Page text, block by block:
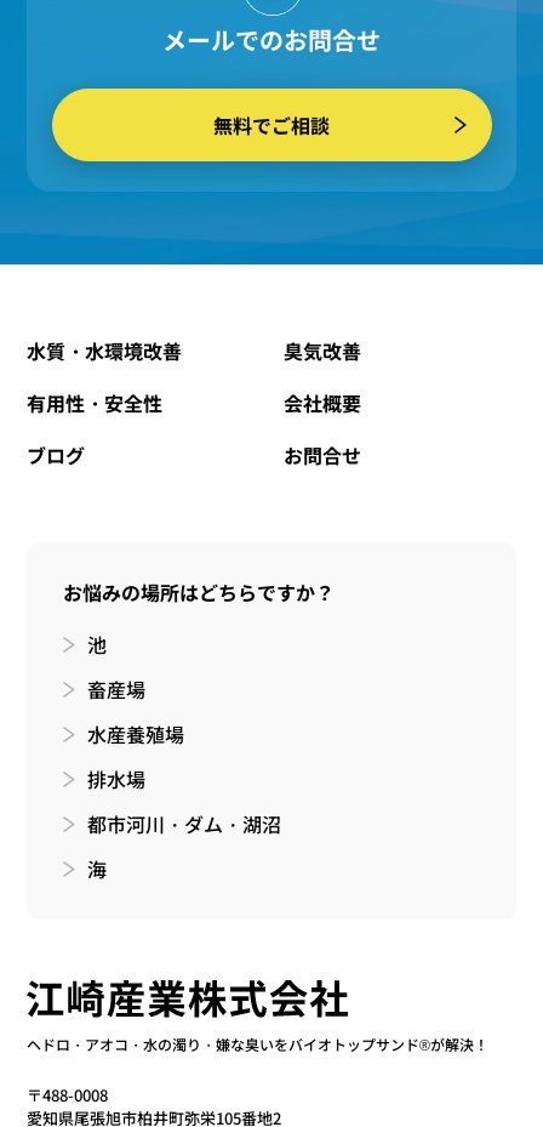
メールでのお問合せ
無料でご相談
水質・水環境改善
臭気改善
有用性・安全性
会社概要
ブログ
お問合せ
お悩みの場所はどちらですか？
池
畜産場
水産養殖場
排水場
都市河川・ダム・湖沼
海
ヘドロ・アオコ・水の濁り・嫌な臭いをバイオトップサンド®が解決！
〒488-0008
愛知県尾張旭市柏井町弥栄105番地2